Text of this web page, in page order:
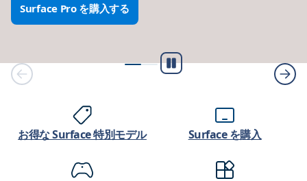
Surface Pro を購入する
再
お得な Surface 特別モデル Surface を購入